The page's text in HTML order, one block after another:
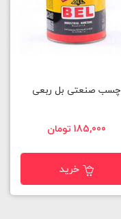
چسب صنعتی بل ربعی
185,000 تومان
خرید